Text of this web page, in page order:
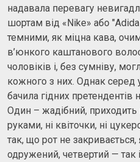
надавала перевагу
шортам від «Nike» або
темними, як міцна кава,
в’юнкого каштанового
чоловіків і, без сумніву,
кожного з них. Однак серед
бачила гідних претендентів
Один – жадібний,
руками, ні квіточки, ні
так, що рот не закривається,
одружений, четвертий — так